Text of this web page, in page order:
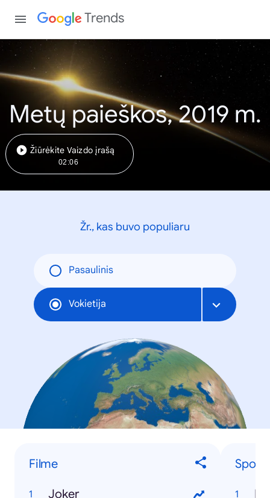
Trends
Metų paieškos, 2019 m.
Žiūrėkite Vaizdo įrašą
02:06
Žr., kas buvo populiaru
Pasaulinis
Vokietija
Filme
Joker